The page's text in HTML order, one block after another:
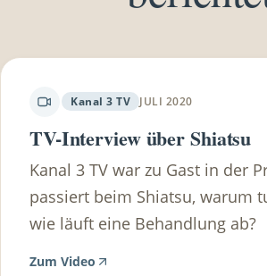
Gesundheitscheckup machen
wovon du 100€ retour bekommst)
Zusatzversicherung? Frag dazu am
Zusatzversicherung übernimmt.
Zusatzversicherungen
beträchtlichen Teil.
Kanal 3 TV JULI 2020
TV-Interview über Shiatsu
Kanal 3 TV war zu Gast in der
passiert beim Shiatsu, warum
wie läuft eine Behandlung ab?
Zum Video